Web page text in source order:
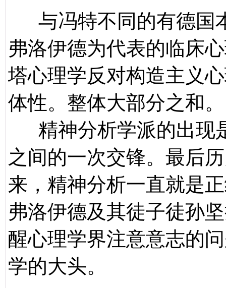
与冯特不同的有德国
弗洛伊德为代表的临床
塔心理学反对构造主义
体性。整体大部分之和。
精神分析学派的出现
之间的一次交锋。最后
来，精神分析一直就是
弗洛伊德及其徒子徒孙
醒心理学界注意意志的
学的大头。